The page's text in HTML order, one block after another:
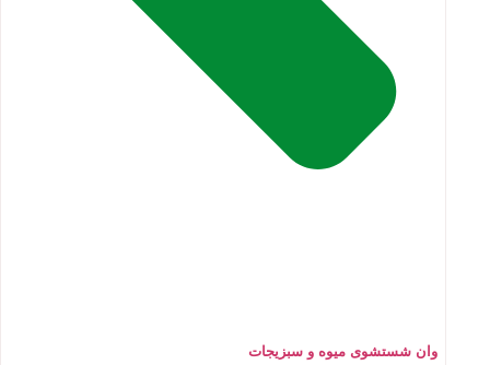
وان شستشوی میوه و سبزیجات